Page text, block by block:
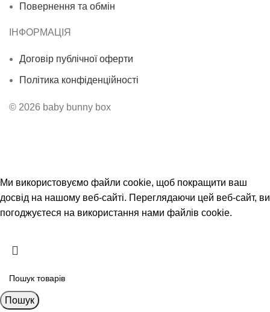
Повернення та обмін
ІНФОРМАЦІЯ
Договір публічної оферти
Політика конфіденційності
© 2026 baby bunny box
Ми використовуємо файли cookie, щоб покращити ваш
досвід на нашому веб-сайті. Переглядаючи цей веб-сайт, ви
погоджуєтеся на використання нами файлів cookie.
Пошук